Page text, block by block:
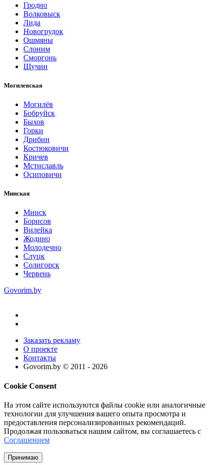
Гродно
Волковыск
Лида
Новогрудок
Ошмяны
Слоним
Сморгонь
Щучин
Могилевская
Могилёв
Бобруйск
Быхов
Горки
Дрибин
Костюковичи
Кричев
Мстиславль
Осиповичи
Минская
Минск
Борисов
Вилейка
Жодино
Молодечно
Слуцк
Солигорск
Червень
Govorim.by
Заказать рекламу
О проекте
Контакты
Govorim.by © 2011 - 2026
Cookie Consent
На этом сайте используются файлы cookie или аналогичные
технологии для улучшения вашего опыта просмотра и
предоставления персонализированных рекомендаций.
Продолжая пользоваться нашим сайтом, вы соглашаетесь с
Соглашением
Принимаю